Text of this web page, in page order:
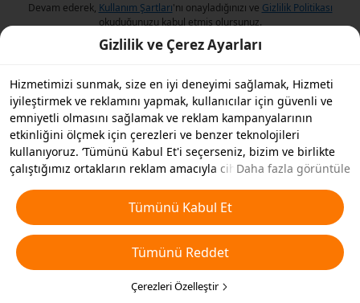
Devam ederek, Kullanım Şartları'nı onayladığınızı ve Gizlilik Politikası
okuduğunuzu kabul etmiş olursunuz.
Gizlilik ve Çerez Ayarları
Hizmetimizi sunmak, size en iyi deneyimi sağlamak, Hizmeti
iyileştirmek ve reklamını yapmak, kullanıcılar için güvenli ve
emniyetli olmasını sağlamak ve reklam kampanyalarının
etkinliğini ölçmek için çerezleri ve benzer teknolojileri
kullanıyoruz. ‘Tümünü Kabul Et'i seçerseniz, bizim ve birlikte
çalıştığımız ortakların reklam amacıyla cihazınızda çerezleri ve
Ayrıca, temel olmayan çerezlerin ’Tümünü Reddedebilir' veya
aşağıdaki ’Çerezleri Özelleştir'i tıklayarak veya gizlilik
ayarlarınızda istediğiniz zaman hangi çerez türlerini kabul
etmek veya devre dışı bırakmak istediğinizi seçebilirsiniz. Daha
fazla detay içinÇerezler ve Benzer Teknolojiler Politikamıza
Daha fazla görüntüle
Tümünü Kabul Et
Tümünü Reddet
Çerezleri Özelleştir